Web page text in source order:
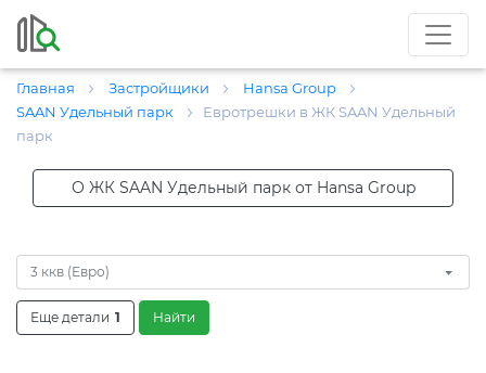
Главная Застройщики
Hansa Group
SAAN Удельный парк
Евротрешки в ЖК SAAN Удельный
парк
О ЖК SAAN Удельный парк от Hansa Group
3 ккв (Евро)
Еще детали 1 Найти